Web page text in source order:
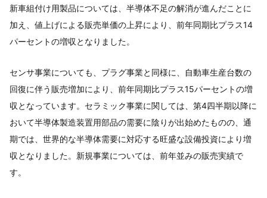
新車組付け用製品については、半導体不足の解消が進んだことに
加え、値上げによる販売単価の上昇により、前年同期比プラス14
パーセントの増収となりました。
センサ事業についても、プラグ事業と同様に、自動車生産台数の
回復に伴う販売増加により、前年同期比プラス15パーセントの増
収となっています。セラミック事業に関しては、第4四半期以降に
おいて半導体製造装置用部品の需要に陰りが出始めたものの、通
期では、世界的な半導体需要に対応する旺盛な設備投資により増
収となりました。新規事業については、前年並みの販売実績で
す。